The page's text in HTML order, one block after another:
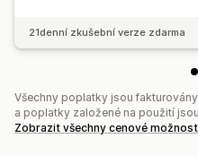
21denní zkušební verze zdarma
Všechny poplatky jsou
a poplatky založené na použití
Zobrazit všechny cenové